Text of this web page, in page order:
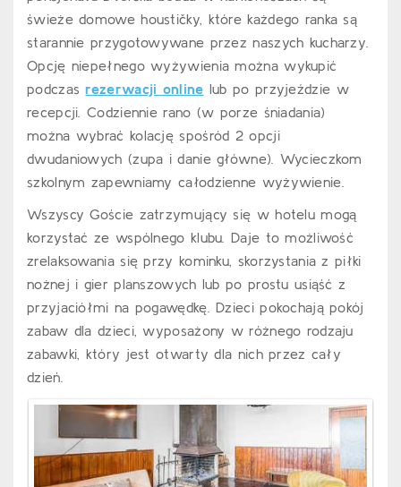
świeże domowe houstičky, które każdego ranka są
starannie przygotowywane przez naszych kucharzy.
Opcję niepełnego wyżywienia można wykupić
podczasrezerwacji online lub po przyjeździe w
recepcji. Codziennie rano (w porze śniadania)
można wybrać kolację spośród 2 opcji
dwudaniowych (zupa i danie główne). Wycieczkom
szkolnym zapewniamy całodzienne wyżywienie.
Wszyscy Goście zatrzymujący się w hotelu mogą
korzystać ze wspólnego klubu. Daje to możliwość
zrelaksowania się przy kominku, skorzystania z piłki
nożnej i gier planszowych lub po prostu usiąść z
przyjaciółmi na pogawędkę. Dzieci pokochają pokój
zabaw dla dzieci, wyposażony w różnego rodzaju
zabawki, który jest otwarty dla nich przez cały
dzień.